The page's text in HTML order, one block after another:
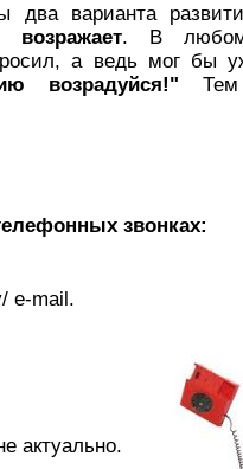
два варианта
. В любом
а ведь мог бы
возрадуйся!" Тем
звонках:
e-mail.
актуально.